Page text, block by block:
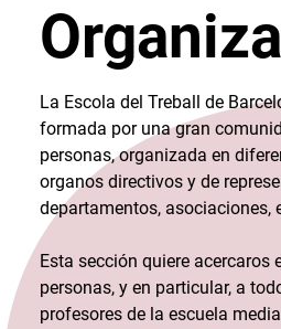
La Escola del Treball de
formada por una gran
personas, organizada en
organos directivos y de
departamentos, asociaciones,
Esta sección quiere acercaros
personas, y en particular, a
profesores de la escuela